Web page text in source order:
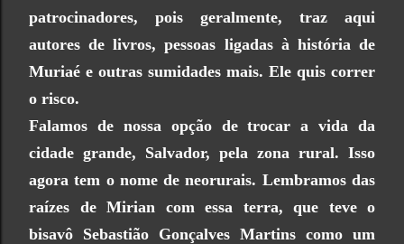
patrocinadores, pois geralmente, traz aqui
autores de livros, pessoas ligadas à história de
Muriaé e outras sumidades mais. Ele quis correr
o risco.
Falamos de nossa opção de trocar a vida da
cidade grande, Salvador, pela zona rural. Isso
agora tem o nome de neorurais. Lembramos das
raízes de Mirian com essa terra, que teve o
bisavô Sebastião Gonçalves Martins como um